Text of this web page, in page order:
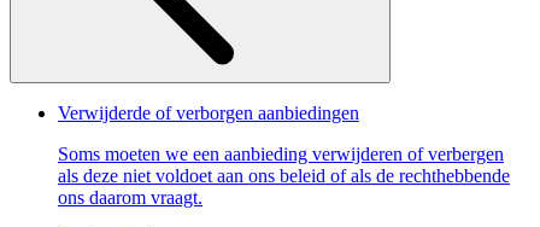
Verwijderde of verborgen aanbiedingen
Soms moeten we een aanbieding verwijderen of verbergen
als deze niet voldoet aan ons beleid of als de rechthebbende
ons daarom vraagt.